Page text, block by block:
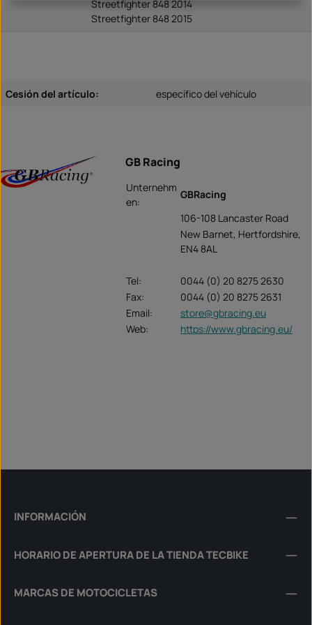
Streetfighter 848 2014
Streetfighter 848 2015
Cesión del artículo: específico del vehículo
GB Racing
Unternehm
en:
GBRacing
106-108 Lancaster Road
New Barnet, Hertfordshire,
EN4 8AL
Tel:
0044 (0) 20 8275 2630
Fax:
0044 (0) 20 8275 2631
Email:
store@gbracing.eu
Web:
https://www.gbracing.eu/
INFORMACIÓN
HORARIO DE APERTURA DE LA TIENDA TECBIKE
MARCAS DE MOTOCICLETAS